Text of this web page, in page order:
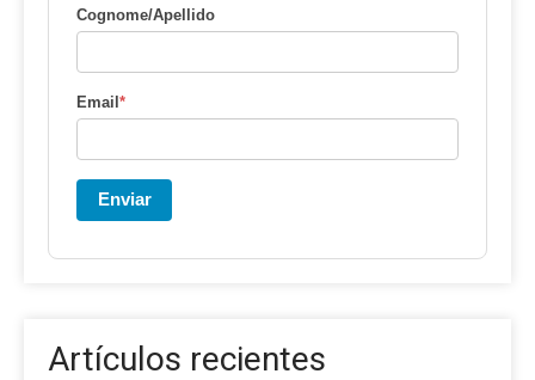
Cognome/Apellido
Email*
Enviar
Artículos recientes